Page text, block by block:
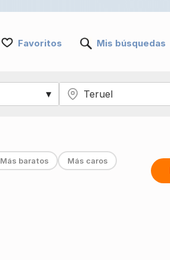
Favoritos Mis búsquedas
Más baratos Más caros